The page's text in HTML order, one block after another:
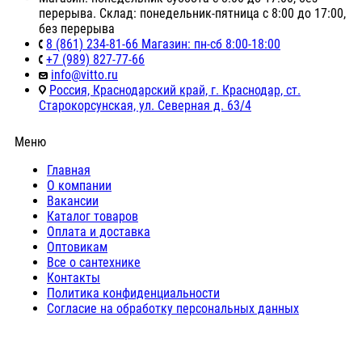
перерыва. Склад: понедельник-пятница с 8:00 до 17:00,
без перерыва
8 (861) 234-81-66 Магазин: пн-сб 8:00-18:00
+7 (989) 827-77-66
info@vitto.ru
Россия, Краснодарский край, г. Краснодар, ст.
Старокорсунская, ул. Северная д. 63/4
Меню
Главная
О компании
Вакансии
Каталог товаров
Оплата и доставка
Оптовикам
Все о сантехнике
Контакты
Политика конфиденциальности
Согласие на обработку персональных данных